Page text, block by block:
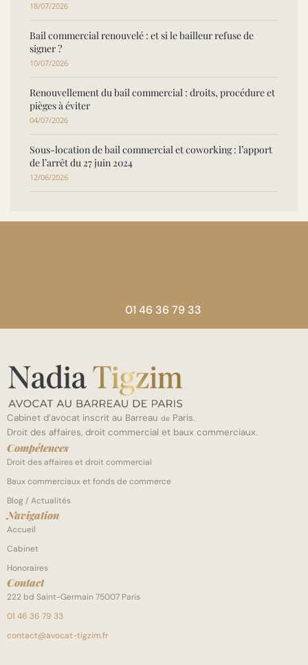
18/07/2026
Bail commercial renouvelé : et si le bailleur refuse de
signer ?
10/07/2026
Renouvellement du bail commercial : droits, procédure et
pièges à éviter
04/07/2026
Sous-location de bail commercial et coworking : l’apport
de l’arrêt du 27 juin 2024
12/06/2026
01 46 36 79 33
Cabinet d’avocat inscrit au Barreau de Paris.
Droit des affaires, droit commercial et baux commerciaux.
Compétences
Droit des affaires et droit commercial
Baux commerciaux et fonds de commerce
Blog / Actualités
Navigation
Accueil
Cabinet
Honoraires
Contact
222 bd Saint-Germain 75007 Paris
01 46 36 79 33
contact@avocat-tigzim.fr